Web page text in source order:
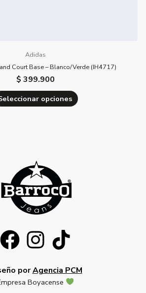
Adidas
Court Base – Blanco/Verde (IH4717)
$ 399.900
opciones
porAgencia PCM
Boyacense